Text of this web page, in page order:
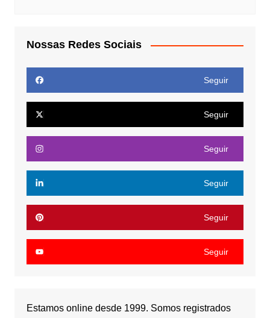
Nossas Redes Sociais
Seguir
Seguir
Seguir
Seguir
Seguir
Seguir
Estamos online desde 1999. Somos registrados